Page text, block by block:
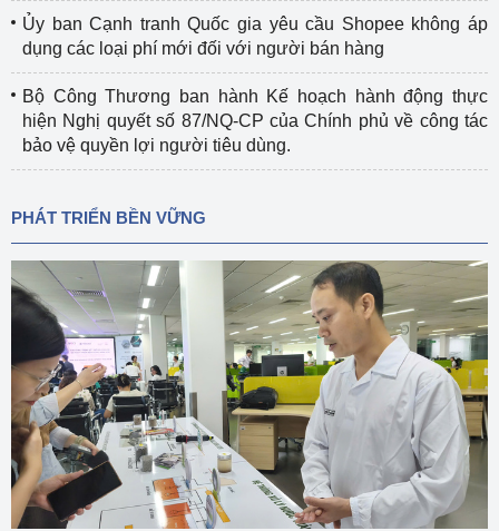
Ủy ban Cạnh tranh Quốc gia yêu cầu Shopee không áp
dụng các loại phí mới đối với người bán hàng
Bộ Công Thương ban hành Kế hoạch hành động thực
hiện Nghị quyết số 87/NQ-CP của Chính phủ về công tác
bảo vệ quyền lợi người tiêu dùng.
PHÁT TRIỂN BỀN VỮNG